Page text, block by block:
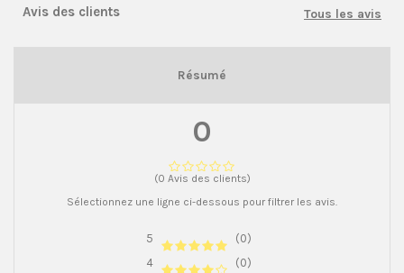
Avis des clients Tous les avis
Résumé
0
(0 Avis des clients)
Sélectionnez une ligne ci-dessous pour filtrer les avis.
5
(0)
4
(0)